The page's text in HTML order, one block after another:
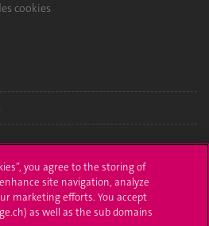
cookies
you agree to the storing of
site navigation, analyze
marketing efforts. You accept
as well as the sub domains